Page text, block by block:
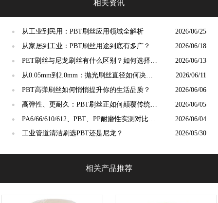
相关资讯
● 从工业到民用：PBT刷丝应用领域全解析 2026/06/25
● 从家居到工业：PBT刷丝用途到底有多广？ 2026/06/18
●
PET刷丝与尼龙刷丝有什么区别？如何选择更
合适？
2026/06/13
●
从0.05mm到2.0mm：抛光刷丝直径如何决定
抛光精度？
2026/06/11
● PBT高弹刷丝如何悄悄提升你的生活品质？ 2026/06/06
●
高弹性、更耐久：PBT刷丝正如何颠覆传统清
洁工具市场？
2026/06/05
●
PA6/66/610/612、PBT、PP耐磨性实测对比：
谁才是"耐磨之王"？
2026/06/04
● 工业管道清洁刷选PBT还是尼龙？ 2026/05/30
相关产品推荐